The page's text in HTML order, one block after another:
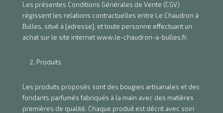
Les présentes Conditions Générales de Vente (CGV)
régissent les relations contractuelles entre Le Chaudron à
Bulles, situé à [adresse], et toute personne effectuant un
achat sur le site internet www.le-chaudron-a-bulles.fr.
Produits
Les produits proposés sont des bougies artisanales et des
fondants parfumés fabriqués à la main avec des matières
premières de qualité. Chaque produit est décrit avec soin